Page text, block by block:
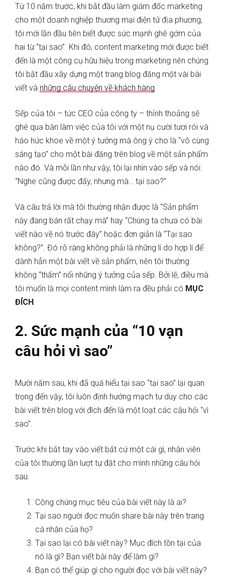
Từ 10 năm trước, khi bắt đầu làm giám đốc marketing
cho một doanh nghiệp thương mại điện tử địa phương,
tôi mới lần đầu tiên biết được sức mạnh ghê gớm của
hai từ “tại sao”. Khi đó, content marketing mới được biết
đến là một công cụ hữu hiệu trong marketing nên chúng
tôi bắt đầu xây dựng một trang blog đăng một vài bài
viết và những câu chuyện về khách hàng.
Sếp của tôi – tức CEO của công ty – thỉnh thoảng sẽ
ghé qua bàn làm việc của tôi với một nụ cười tươi rói và
háo hức khoe về một ý tưởng mà ông ý cho là “vô cùng
sáng tạo” cho một bài đăng trên blog về một sản phẩm
nào đó. Và mỗi lần như vậy, tôi lại nhìn vào sếp và nói:
“Nghe cũng được đấy, nhưng mà… tại sao?”
Và câu trả lời mà tôi thường nhận được là “Sản phẩm
này đang bán rất chạy mà” hay “Chúng ta chưa có bài
viết nào về nó trước đây” hoặc đơn giản là “Tại sao
không?”. Đó rõ ràng không phải là những lí do hợp lí để
dành hẳn một bài viết về sản phẩm, nên tôi thường
không “thấm” nổi những ý tưởng của sếp. Bởi lẽ, điều mà
tôi muốn là mọi content mình làm ra đều phải có MỤC
ĐÍCH .
2. Sức mạnh của “10 vạn
câu hỏi vì sao”
Mười năm sau, khi đã quá hiểu tại sao “tại sao” lại quan
trọng đến vậy, tôi luôn định hướng mạch tư duy cho các
bài viết trên blog với đích đến là một loạt các câu hỏi “vì
sao”.
Trước khi bắt tay vào viết bất cứ một cái gì, nhân viên
của tôi thường lần lượt tự đặt cho mình những câu hỏi
sau:
Công chúng mục tiêu của bài viết này là ai?
Tại sao người đọc muốn share bài này trên trang
cá nhân của họ?
Tại sao lại có bài viết này? Mục đích tồn tại của
nó là gì? Bạn viết bài này để làm gì?
Bạn có thể giúp gì cho người đọc với bài viết này?